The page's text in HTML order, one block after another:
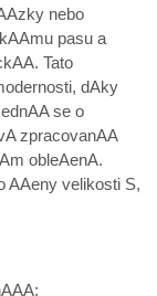
nebo
pasu a
Tato
dAky
se o
zpracovanAA
obleAenA.
AAeny velikosti S,